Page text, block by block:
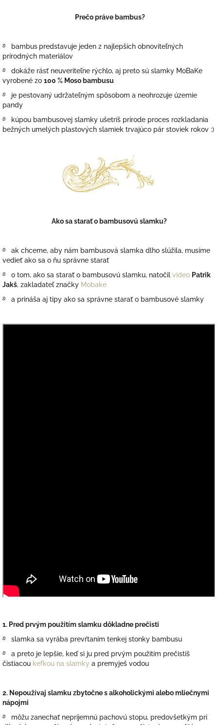
Prečo práve bambus?
࿔ bambus predstavuje jeden z najlepších obnoviteľných
prírodných materiálov
࿔ dokáže rásť neuveriteľne rýchlo, aj preto sú slamky MoBaKe
vyrobené zo 100 % Moso bambusu
࿔ je pestovaný udržateľným spôsobom a neohrozuje územie
pandy
࿔
kúpou bambusovej slamky ušetríš prírode proces rozkladania
bežných umelých plastových slamiek trvajúco pár stoviek rokov :)
Ako sa starať o bambusovú slamku?
࿔ ak chceme, aby nám bambusová slamka dlho slúžila, musíme
vedieť ako sa o ňu správne starať
࿔ o tom, ako sa starať o bambusovú slamku, natočil video Patrik
Jakš, zakladateľ značky Mobake
࿔ a prináša aj tipy ako sa správne starať o bambusové slamky
1. Pred prvým použitím slamku dôkladne prečisti
࿔ slamka sa vyrába prevŕtaním tenkej stonky bambusu
࿔ a preto je lepšie, keď si ju pred prvým použitím prečistíš
čistiacou kefkou na slamky a premyješ vodou
2. Nepoužívaj slamku zbytočne s alkoholickými alebo mliečnymi
nápojmi
࿔ môžu zanechať nepríjemnú pachovú stopu, predovšetkým pri